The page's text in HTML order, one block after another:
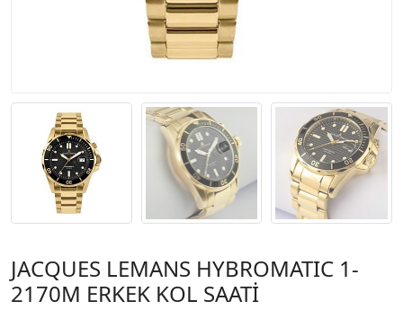
JACQUES LEMANS HYBROMATIC 1-
2170M ERKEK KOL SAATİ